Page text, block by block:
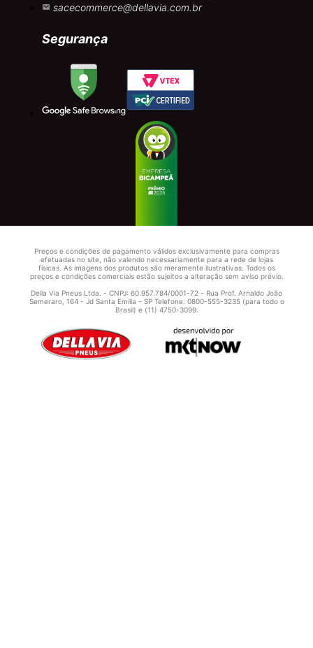
sacecommerce@dellavia.com.br
Segurança
Preços e condições de pagamento válidos exclusivamente para compras
efetuadas no site, não valendo necessariamente para a rede de lojas
físicas. As imagens dos produtos são meramente ilustrativas. Todos os
preços e condições comerciais estão sujeitos a alteração sem aviso prévio.
Della Via Pneus Ltda. - CNPJ: 60.957.784/0001-72 - Rua Prof. Arnaldo João
Semeraro, 164 - Jd Santa Emilia - SP Telefone: 0800-555-3235 (para todo o
Brasil) e (11) 4750-3099.